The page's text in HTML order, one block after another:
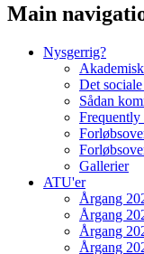
Main
Nysgerrig?
Det
Sådan
Frequently
Gallerier
ATU'er
Årgang
Årgang
Årgang
Årgang